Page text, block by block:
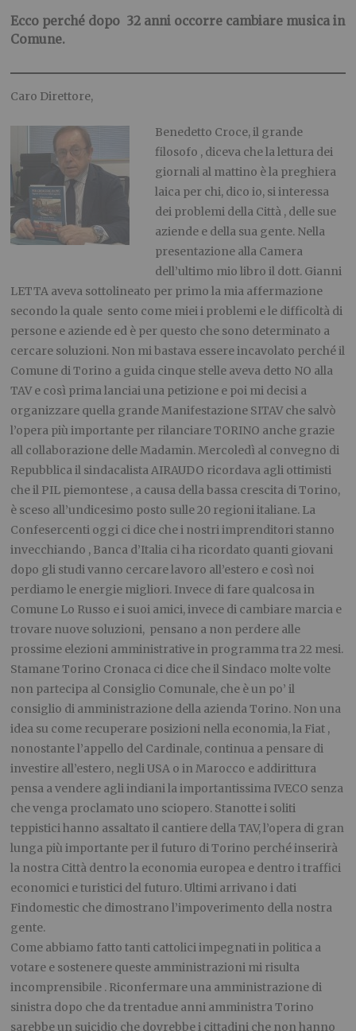
Ecco perché dopo 32 anni occorre cambiare musica in
Comune.
Caro Direttore,
Benedetto Croce, il grande
filosofo , diceva che la lettura dei
giornali al mattino è la preghiera
laica per chi, dico io, si interessa
dei problemi della Città , delle sue
aziende e della sua gente. Nella
presentazione alla Camera
dell’ultimo mio libro il dott. Gianni
LETTA aveva sottolineato per primo la mia affermazione
secondo la quale sento come miei i problemi e le difficoltà di
persone e aziende ed è per questo che sono determinato a
cercare soluzioni. Non mi bastava essere incavolato perché il
Comune di Torino a guida cinque stelle aveva detto NO alla
TAV e così prima lanciai una petizione e poi mi decisi a
organizzare quella grande Manifestazione SITAV che salvò
l’opera più importante per rilanciare TORINO anche grazie
all collaborazione delle Madamin. Mercoledì al convegno di
Repubblica il sindacalista AIRAUDO ricordava agli ottimisti
che il PIL piemontese , a causa della bassa crescita di Torino,
è sceso all’undicesimo posto sulle 20 regioni italiane. La
Confesercenti oggi ci dice che i nostri imprenditori stanno
invecchiando , Banca d’Italia ci ha ricordato quanti giovani
dopo gli studi vanno cercare lavoro all’estero e così noi
perdiamo le energie migliori. Invece di fare qualcosa in
Comune Lo Russo e i suoi amici, invece di cambiare marcia e
trovare nuove soluzioni, pensano a non perdere alle
prossime elezioni amministrative in programma tra 22 mesi.
Stamane Torino Cronaca ci dice che il Sindaco molte volte
non partecipa al Consiglio Comunale, che è un po’ il
consiglio di amministrazione della azienda Torino. Non una
idea su come recuperare posizioni nella economia, la Fiat ,
nonostante l’appello del Cardinale, continua a pensare di
investire all’estero, negli USA o in Marocco e addirittura
pensa a vendere agli indiani la importantissima IVECO senza
che venga proclamato uno sciopero. Stanotte i soliti
teppistici hanno assaltato il cantiere della TAV, l’opera di gran
lunga più importante per il futuro di Torino perché inserirà
la nostra Città dentro la economia europea e dentro i traffici
economici e turistici del futuro. Ultimi arrivano i dati
Findomestic che dimostrano l’impoverimento della nostra
gente.
Come abbiamo fatto tanti cattolici impegnati in politica a
votare e sostenere queste amministrazioni mi risulta
incomprensibile . Riconfermare una amministrazione di
sinistra dopo che da trentadue anni amministra Torino
sarebbe un suicidio che dovrebbe i cittadini che non hanno